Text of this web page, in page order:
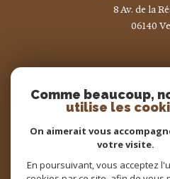
8 Av. de la
06140
Comme beaucoup,
utilise les
On aimerait vous
votre visite.
En poursuivant, vous acceptez